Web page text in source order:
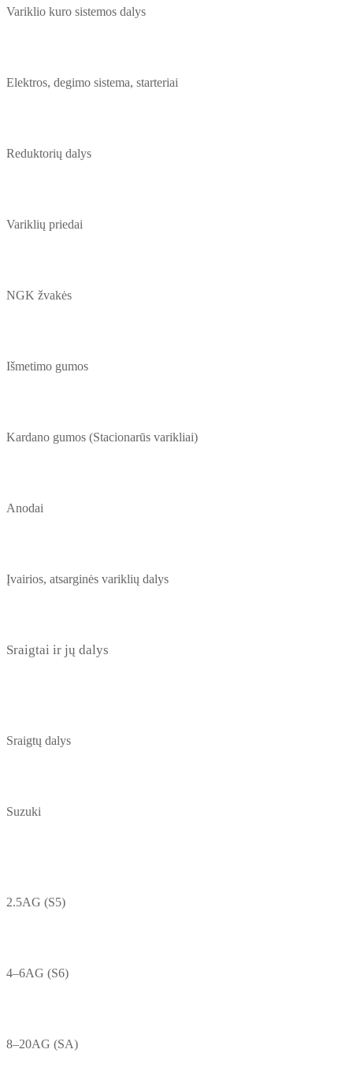
Variklio kuro sistemos dalys
Elektros, degimo sistema, starteriai
Reduktorių dalys
Variklių priedai
NGK žvakės
Išmetimo gumos
Kardano gumos (Stacionarūs varikliai)
Anodai
Įvairios, atsarginės variklių dalys
Sraigtai ir jų dalys
Sraigtų dalys
Suzuki
2.5AG (S5)
4–6AG (S6)
8–20AG (SA)